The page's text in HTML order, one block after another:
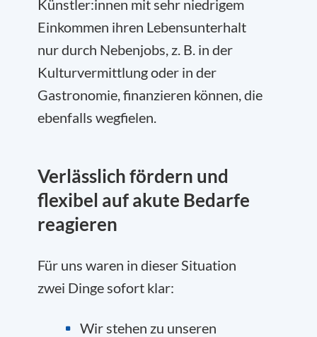
Künstler:innen mit sehr niedrigem
Einkommen ihren Lebensunterhalt
nur durch Nebenjobs, z. B. in der
Kulturvermittlung oder in der
Gastronomie, finanzieren können, die
ebenfalls wegfielen.
Verlässlich fördern und
flexibel auf akute Bedarfe
reagieren
Für uns waren in dieser Situation
zwei Dinge sofort klar:
Wir stehen zu unseren